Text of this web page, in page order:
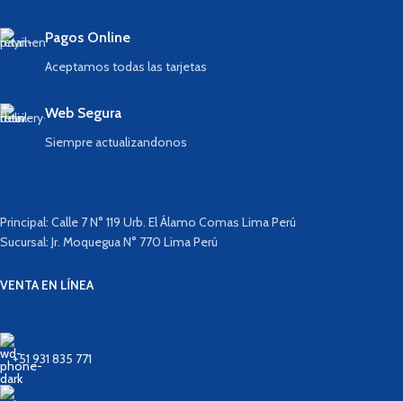
Pagos Online
Aceptamos todas las tarjetas
Web Segura
Siempre actualizandonos
Principal: Calle 7 N° 119 Urb. El Álamo Comas Lima Perú
Sucursal: Jr. Moquegua N° 770 Lima Perú
VENTA EN LÍNEA
+51 931 835 771